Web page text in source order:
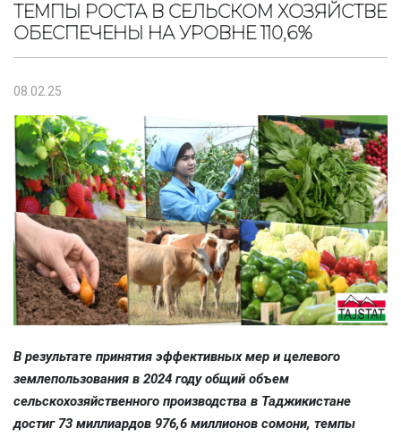
ТЕМПЫ РОСТА В СЕЛЬСКОМ ХОЗЯЙСТВЕ
ОБЕСПЕЧЕНЫ НА УРОВНЕ 110,6%
08.02.25
В результате принятия эффективных мер и целевого
землепользования в 2024 году общий объем
сельскохозяйственного производства в Таджикистане
достиг 73 миллиардов 976,6 миллионов сомони, темпы